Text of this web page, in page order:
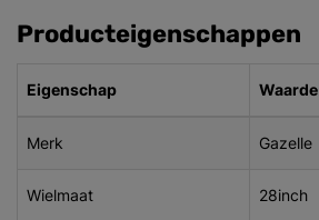
Producteigenschappen
Eigenschap Waarde
Merk Gazelle
Wielmaat 28inch